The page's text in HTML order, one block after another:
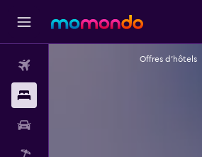
Offres d’hôtels